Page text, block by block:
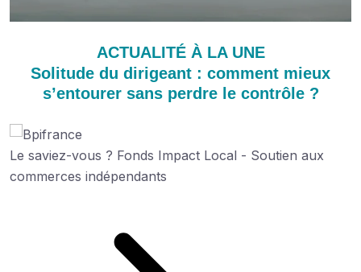
ACTUALITÉ À LA UNE
Solitude du dirigeant : comment mieux
s’entourer sans perdre le contrôle ?
Le saviez-vous ? Fonds Impact Local - Soutien aux
commerces indépendants